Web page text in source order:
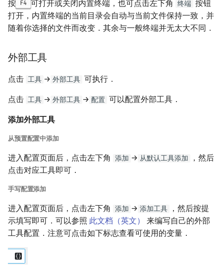
按 F4 可打开或关闭内置终端，也可点击左下角 终端 按钮
打开，内置终端的当前目录会自动与当前文件保持一致，并
随着你选择的文件而改变．其余与一般终端并无太大不同．
外部工具
点击 工具 → 外部工具 可执行．
点击 工具 → 外部工具 → 配置 可以配置外部工具．
添加外部工具
从预置配置中添加
进入配置页面后，点击左下角 添加 → 从默认工具添加
，然后
点击对应工具即可．
手写配置添加
进入配置页面后，点击左下角 添加 → 添加工具
，然后按提
示填写即可．可以参照 此文档（英文）
来编写自己的外部
工具配置．注意可点击如下标志查看可使用的变量．